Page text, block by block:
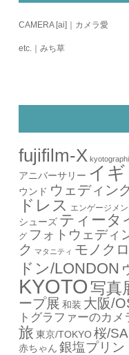
CAMERA [ai]｜カメラ愛
etc.｜みち草
fujifilm-X
アニバーサリー イ
ウンド ウェディン
ドレス エンゲージメン
シューズ ティータ
グ フォトウェディ
ク マタニティ モノクロ
ドン/LONDON
KYOTO 写真
ープ展 和装 大阪/
トグラファーのカメ
旅 東京/TOKYO 桜/
赤ちゃん 銀塩プリン